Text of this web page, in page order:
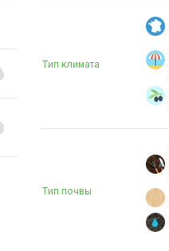
Тип климата
Тип почвы